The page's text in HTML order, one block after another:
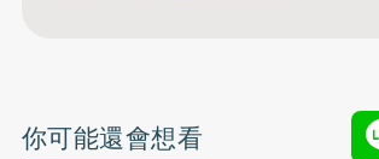
你可能還會想看